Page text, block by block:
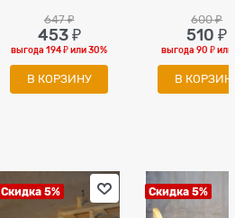
647 ₽
453 ₽
выгода194 ₽или30%
В КОРЗИНУ
600 ₽
510 ₽
выгода90 ₽или
В
Скидка 5% Скидка 5%